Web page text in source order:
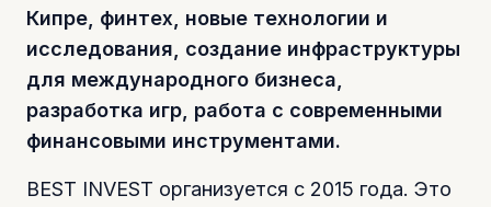
Кипре, финтех, новые технологии и
исследования, создание инфраструктуры
для международного бизнеса,
разработка игр, работа с современными
финансовыми инструментами.
BEST INVEST организуется с 2015 года. Это